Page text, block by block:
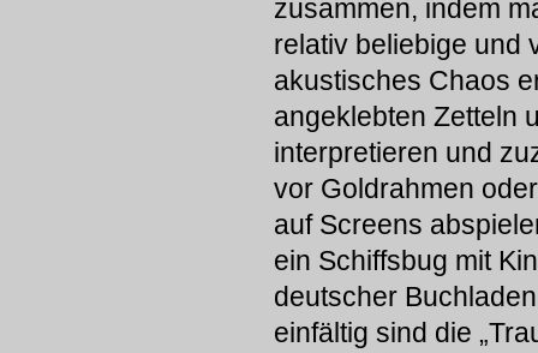
zusammen, indem
relativ beliebige und
akustisches Chaos
angeklebten Zetteln
interpretieren und
vor Goldrahmen
auf Screens
ein Schiffsbug mit
deutscher
einfältig sind die